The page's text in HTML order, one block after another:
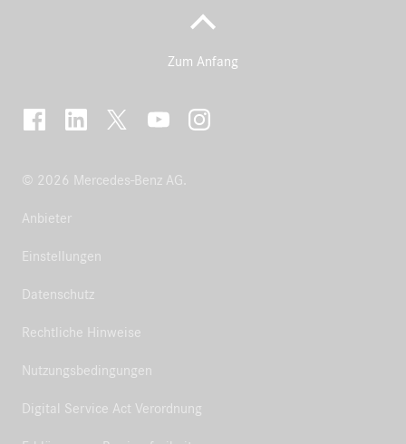
Zum Anfang
© 2026 Mercedes-Benz AG.
Anbieter
Einstellungen
Datenschutz
Rechtliche Hinweise
Nutzungsbedingungen
Digital Service Act Verordnung